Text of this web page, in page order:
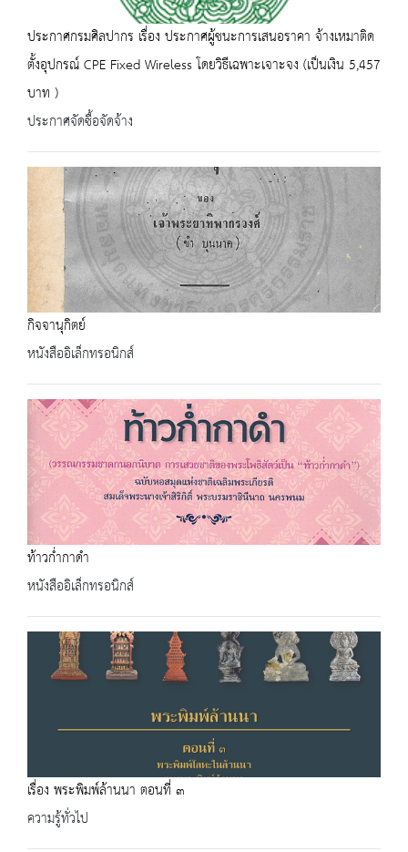
ประกาศกรมศิลปากร เรื่อง ประกาศผู้ชนะการเสนอราคา จ้างเหมาติด
ตั้งอุปกรณ์ CPE Fixed Wireless โดยวิธีเฉพาะเจาะจง (เป็นเงิน 5,457
บาท )
ประกาศจัดซื้อจัดจ้าง
กิจจานุกิตย์
หนังสืออิเล็กทรอนิกส์
ท้าวก่ำกาดำ
หนังสืออิเล็กทรอนิกส์
เรื่อง พระพิมพ์ล้านนา ตอนที่ ๓
ความรู้ทั่วไป